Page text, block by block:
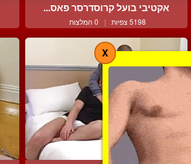
אקטיבי בועל קרוסדרסר פאס...
5198 צפיות | 0 המלצות
X